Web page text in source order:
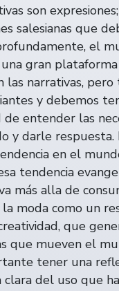
son expresiones;
salesianas que
el
gran
las narrativas,
y debemos
de entender las
y darle respuesta.
en el
tendencia
más alla de
moda como un
que
que mueven el
tener una
clara del uso que